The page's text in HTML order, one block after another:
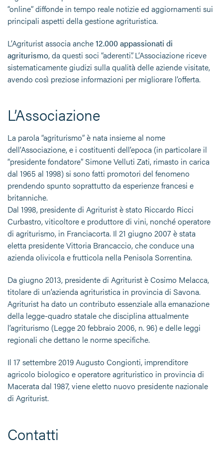
“online” diffonde in tempo reale notizie ed aggiornamenti sui
principali aspetti della gestione agrituristica.
L’Agriturist associa anche12.000 appassionati di
agriturismo, da questi soci “aderenti”. L’Associazione riceve
sistematicamente giudizi sulla qualità delle aziende visitate,
avendo così preziose informazioni per migliorare l’offerta.
L’Associazione
La parola “agriturismo” è nata insieme al nome
dell’Associazione, e i costituenti dell’epoca (in particolare il
“presidente fondatore” Simone Velluti Zati, rimasto in carica
dal 1965 al 1998) si sono fatti promotori del fenomeno
prendendo spunto soprattutto da esperienze francesi e
britanniche.
Dal 1998, presidente di Agriturist è stato Riccardo Ricci
Curbastro, viticoltore e produttore di vini, nonché operatore
di agriturismo, in Franciacorta. Il 21 giugno 2007 è stata
eletta presidente Vittoria Brancaccio, che conduce una
azienda olivicola e frutticola nella Penisola Sorrentina.
Da giugno 2013, presidente di Agriturist è Cosimo Melacca,
titolare di un’azienda agrituristica in provincia di Savona.
Agriturist ha dato un contributo essenziale alla emanazione
della legge-quadro statale che disciplina attualmente
l’agriturismo (Legge 20 febbraio 2006, n. 96) e delle leggi
regionali che dettano le norme specifiche.
Il 17 settembre 2019 Augusto Congionti, imprenditore
agricolo biologico e operatore agrituristico in provincia di
Macerata dal 1987, viene eletto nuovo presidente nazionale
di Agriturist.
Contatti